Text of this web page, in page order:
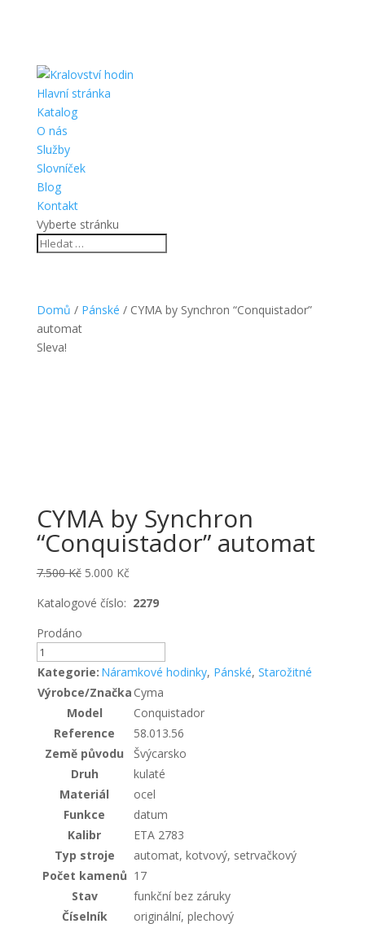
Hlavní stránka
Katalog
O nás
Služby
Slovníček
Blog
Kontakt
Vyberte stránku
Domů / Pánské / CYMA by Synchron “Conquistador”
automat
Sleva!
CYMA by Synchron
“Conquistador” automat
7.500Kč Original
was:
5.000 KčCurrent
is:
Katalogové číslo: 2279
Prodáno
CYMA
by
Synchron
"Conquistador"
automat
Kategorie: Náramkové hodinky, Pánské, Starožitné
Výrobce/Značka Cyma
Model
Conquistador
Reference
58.013.56
Země původu
Švýcarsko
Druh
kulaté
Materiál
ocel
Funkce
datum
Kalibr
ETA 2783
Typ stroje
automat, kotvový, setrvačkový
Počet kamenů 17
Stav
funkční bez záruky
Číselník
originální, plechový